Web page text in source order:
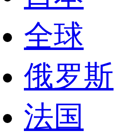
全球
俄罗斯
法国